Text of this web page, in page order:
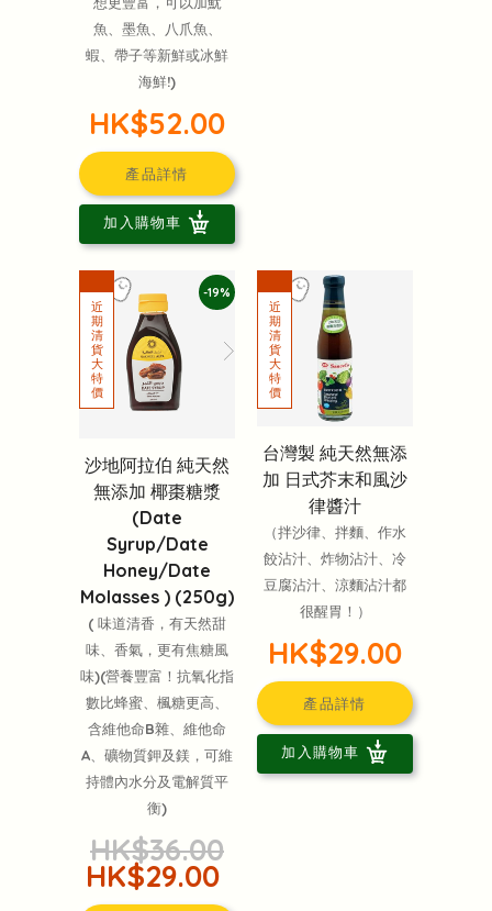
魚、墨魚、八爪魚、
蝦、帶子等新鮮或冰鮮
海鮮!)
HK$52.00
產品詳情
加入購物車
-19%
沙地阿拉伯 純天然
無添加 椰棗糖漿
(Date
Syrup/Date
Honey/Date
Molasses ) (250g)
( 味道清香，有天然甜
味、香氣，更有焦糖風
味)(營養豐富！抗氧化指
數比蜂蜜、楓糖更高、
含維他命B雜、維他命
A、礦物質鉀及鎂，可維
持體內水分及電解質平
衡)
HK$36.00
HK$29.00
台灣製 純天然無添
加 日式芥末和風沙
律醬汁
（拌沙律、拌麵、作水
餃沾汁、炸物沾汁、冷
豆腐沾汁、涼麵沾汁都
很醒胃！）
HK$29.00
產品詳情
加入購物車